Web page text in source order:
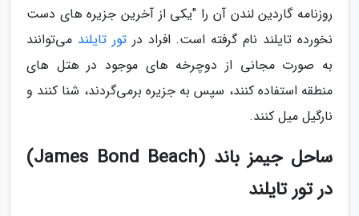
روزنامه گاردین لندن آن را "یکی از آخرین جزیره های دست
نخورده تایلند نام گرفته است. افراد درتور تایلند می‌توانند
به صورت مجانی از دوچرخه های موجود در هتل های
منطقه استفاده کنند، سپس به جزیره برمی‌گردند، شنا کنند و
نارگیل میل کنند.
ساحل جیمز باند (James Bond Beach)
در تور تایلند